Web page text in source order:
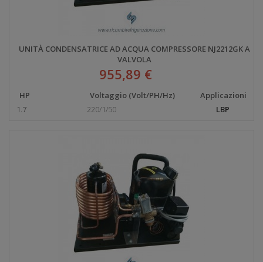
UNITÀ CONDENSATRICE AD ACQUA COMPRESSORE NJ2212GK A
VALVOLA
955,89 €
HP Voltaggio (Volt/PH/Hz)
Applicazioni
1.7
220/1/50 LBP